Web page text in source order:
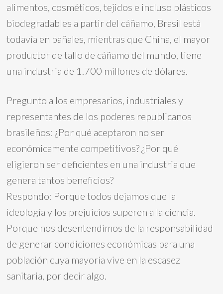
alimentos, cosméticos, tejidos e incluso plásticos
biodegradables a partir del cáñamo, Brasil está
todavía en pañales, mientras que China, el mayor
productor de tallo de cáñamo del mundo, tiene
una industria de 1.700 millones de dólares.
Pregunto a los empresarios, industriales y
representantes de los poderes republicanos
brasileños: ¿Por qué aceptaron no ser
económicamente competitivos? ¿Por qué
eligieron ser deficientes en una industria que
genera tantos beneficios?
Respondo: Porque todos dejamos que la
ideología y los prejuicios superen a la ciencia.
Porque nos desentendimos de la responsabilidad
de generar condiciones económicas para una
población cuya mayoría vive en la escasez
sanitaria, por decir algo.